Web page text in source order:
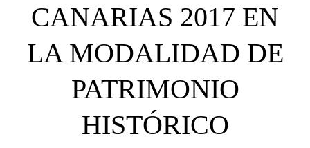
CANARIAS 2017 EN
LA MODALIDAD DE
PATRIMONIO
HISTÓRICO